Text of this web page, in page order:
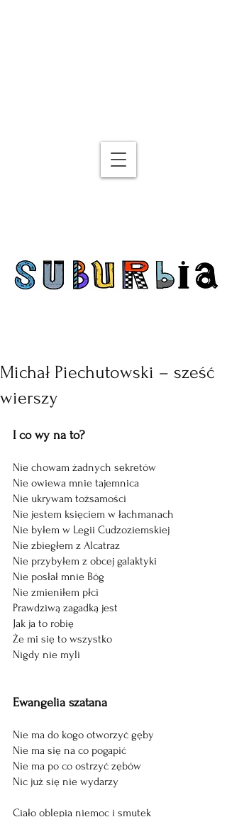
Michał Piechutowski – sześć
wierszy
I co wy na to?
Nie chowam żadnych sekretów
Nie owiewa mnie tajemnica
Nie ukrywam tożsamości
Nie jestem księciem w łachmanach
Nie byłem w Legii Cudzoziemskiej
Nie zbiegłem z Alcatraz
Nie przybyłem z obcej galaktyki
Nie posłał mnie Bóg
Nie zmieniłem płci
Prawdziwą zagadką jest
Jak ja to robię
Że mi się to wszystko
Nigdy nie myli
Ewangelia szatana
Nie ma do kogo otworzyć gęby
Nie ma się na co pogapić
Nie ma po co ostrzyć zębów
Nic już się nie wydarzy
Ciało oblepia niemoc i smutek